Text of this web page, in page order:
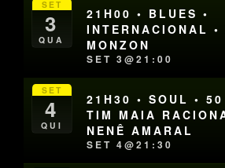
SET
3
QUA
21H00 • BLUES •
INTERNACIONAL •
MONZON
SET 3@21:00
SET
4
QUI
21H30 • SOUL •
TIM MAIA
NENÊ AMARAL
SET 4@21:30